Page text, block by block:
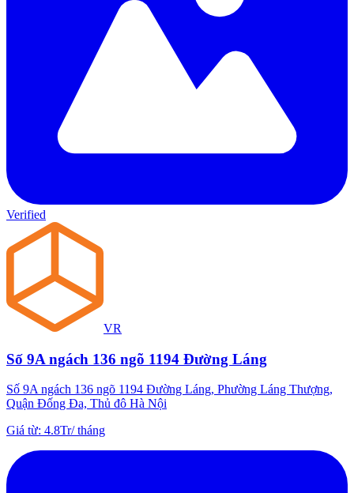
Verified
VR
Số 9A ngách 136 ngõ 1194 Đường Láng
Số 9A ngách 136 ngõ 1194 Đường Láng, Phường Láng Thượng,
Quận Đống Đa, Thủ đô Hà Nội
Giá từ: 4.8Tr/tháng